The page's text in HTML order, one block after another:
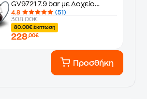
GV9721 7.9 bar με Δοχείο
Nερού 1.2 L Βυσσινί Σύστημα
Σιδερώματος
4.8
(51)
308.00€
80.00€ έκπτωση
228,00€
Προσθήκη